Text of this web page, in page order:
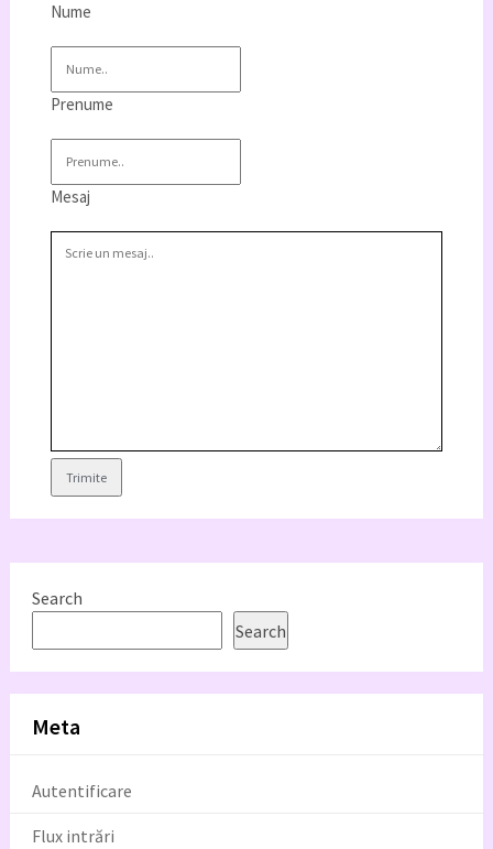
Nume
Prenume
Mesaj
Search
Search
Meta
Autentificare
Flux intrări